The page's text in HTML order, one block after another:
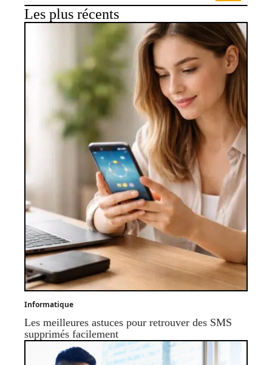
Les plus récents
Informatique
Les meilleures astuces pour retrouver des SMS
supprimés facilement